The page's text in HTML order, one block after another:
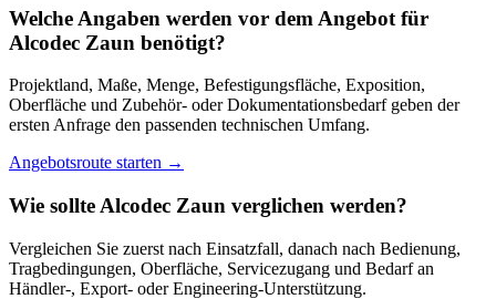
Welche Angaben werden vor dem Angebot für
Alcodec Zaun benötigt?
Projektland, Maße, Menge, Befestigungsfläche, Exposition,
Oberfläche und Zubehör- oder Dokumentationsbedarf geben der
ersten Anfrage den passenden technischen Umfang.
Angebotsroute starten →
Wie sollte Alcodec Zaun verglichen werden?
Vergleichen Sie zuerst nach Einsatzfall, danach nach Bedienung,
Tragbedingungen, Oberfläche, Servicezugang und Bedarf an
Händler-, Export- oder Engineering-Unterstützung.